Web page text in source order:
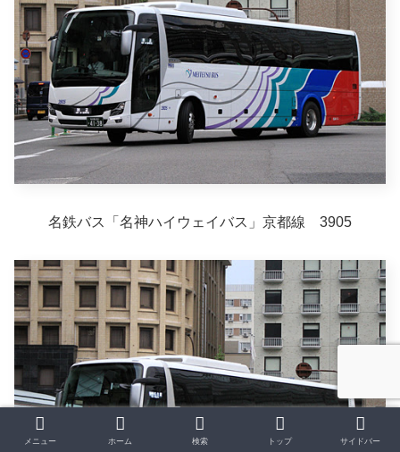
名鉄バス「名神ハイウェイバス」京都線 3905
メニュー ホーム 検索 トップ サイドバー